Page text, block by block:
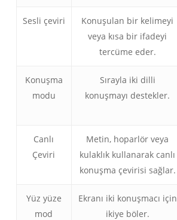
Sesli çeviri
Konuşulan bir kelimeyi
veya kısa bir ifadeyi
tercüme eder.
Konuşma
modu
Sırayla iki dilli
konuşmayı destekler.
Canlı
Çeviri
Metin, hoparlör veya
kulaklık kullanarak canlı
konuşma çevirisi sağlar.
Yüz yüze
mod
Ekranı iki konuşmacı için
ikiye böler.